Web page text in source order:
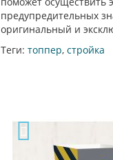
предупредительных
оригинальный и
Теги: топпер, стройка